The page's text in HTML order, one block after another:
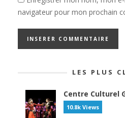
navigateur pour mon prochain
LES PLUS
Centre Culturel
10.8k Views